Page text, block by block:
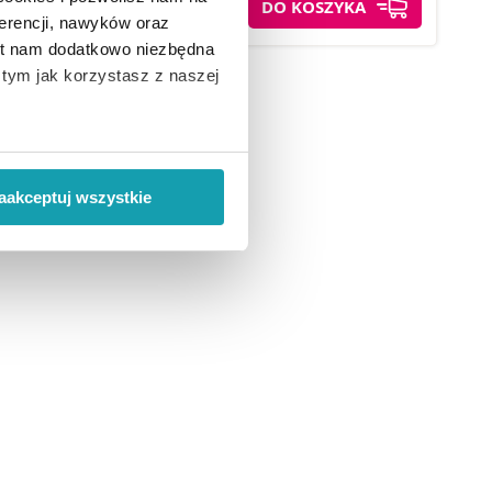
nawyków oraz
dodatkowo niezbędna
tym jak korzystasz z naszej
się zbieranie danych o
z brakiem dostępu do
wszystkie
DO KOSZYKA DO KOSZYKA